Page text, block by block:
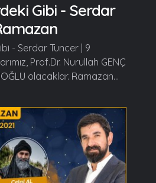
Gibi - Serdar
- Serdar Tuncer | 9
Prof.Dr. Nurullah GENÇ
olacaklar. Ramazan...